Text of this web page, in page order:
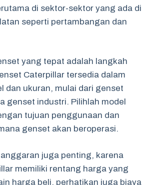
di sektor-sektor yang ada di
seperti pertambangan dan
yang tepat adalah langkah
Caterpillar tersedia dalam
dan ukuran, mulai dari genset
genset industri. Pilihlah model
tujuan penggunaan dan
genset akan beroperasi.
juga penting, karena
memiliki rentang harga yang
harga beli, perhatikan juga biaya